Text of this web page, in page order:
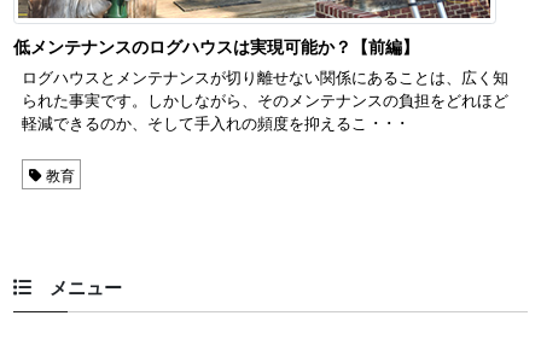
低メンテナンスのログハウスは実現可能か？【前編】
ログハウスとメンテナンスが切り離せない関係にあることは、広く知
られた事実です。しかしながら、そのメンテナンスの負担をどれほど
軽減できるのか、そして手入れの頻度を抑えるこ ･ ･ ･
教育
メニュー